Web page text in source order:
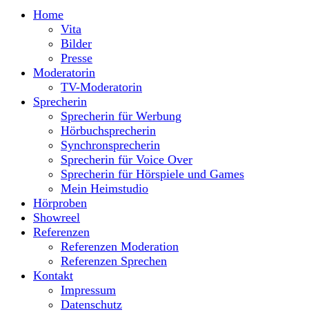
Nina-Carissima Schönrock
Home
Vita
Bilder
Presse
Moderatorin
TV-Moderatorin
Sprecherin
Sprecherin für Werbung
Hörbuchsprecherin
Synchronsprecherin
Sprecherin für Voice Over
Sprecherin für Hörspiele und Games
Mein Heimstudio
Hörproben
Showreel
Referenzen
Referenzen Moderation
Referenzen Sprechen
Kontakt
Impressum
Datenschutz